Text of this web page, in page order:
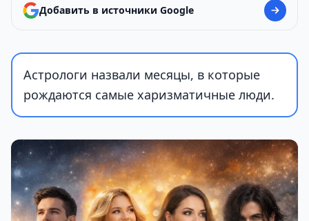
Добавить в источники Google
Астрологи назвали месяцы, в которые
рождаются самые харизматичные люди.